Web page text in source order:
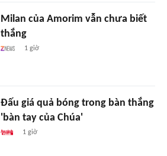
Milan của Amorim vẫn chưa biết
thắng
1 giờ
Đấu giá quả bóng trong bàn thắng
'bàn tay của Chúa'
1 giờ